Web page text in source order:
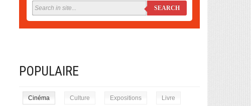
SEARCH
POPULAIRE
Cinéma Culture Expositions Livre